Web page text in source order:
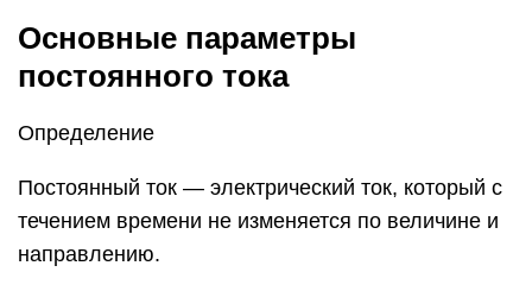
Основные параметры
постоянного тока
Определение
Постоянный ток — электрический ток, который с
течением времени не изменяется по величине и
направлению.